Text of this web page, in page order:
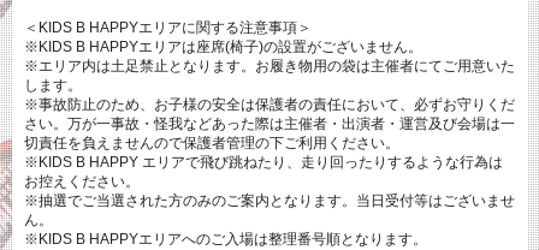
＜KIDS B HAPPYエリアに関する注意事項＞
※KIDS B HAPPYエリアは座席(椅子)の設置がございません。
※エリア内は土足禁止となります。お履き物用の袋は主催者にてご用意いた
します。
※事故防止のため、お子様の安全は保護者の責任において、必ずお守りくだ
さい。万が一事故・怪我などあった際は主催者・出演者・運営及び会場は一
切責任を負えませんので保護者管理の下ご利用ください。
※KIDS B HAPPY エリアで飛び跳ねたり、走り回ったりするような行為は
お控えください。
※抽選でご当選された方のみのご案内となります。当日受付等はございませ
ん。
※KIDS B HAPPYエリアへのご入場は整理番号順となります。